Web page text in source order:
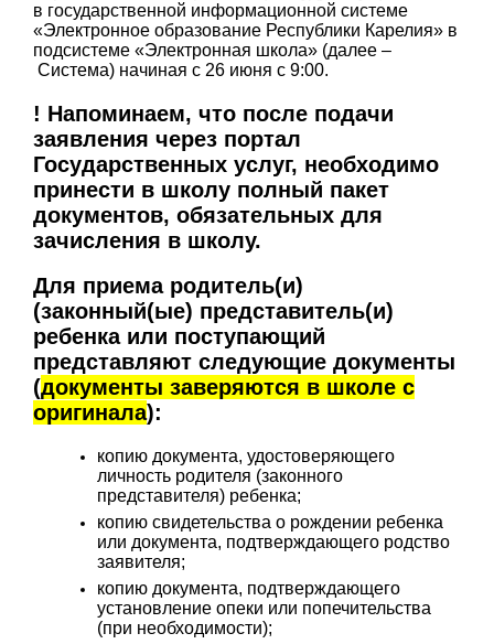
в государственной информационной системе
«Электронное образование Республики Карелия» в
подсистеме «Электронная школа» (далее –
Система) начиная с 26 июня с 9:00.
! Напоминаем, что после подачи
заявления через портал
Государственных услуг, необходимо
принести в школу полный пакет
документов, обязательных для
зачисления в школу.
Для приема родитель(и)
(законный(ые) представитель(и)
ребенка или поступающий
представляют следующие документы
(документы заверяются в школе с
оригинала):
копию документа, удостоверяющего
личность родителя (законного
представителя) ребенка;
копию свидетельства о рождении ребенка
или документа, подтверждающего родство
заявителя;
копию документа, подтверждающего
установление опеки или попечительства
(при необходимости);